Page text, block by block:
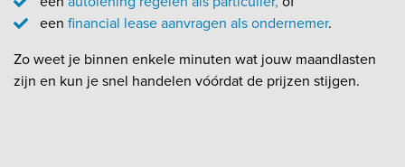
een financial lease aanvragen als ondernemer.
Zo weet je binnen enkele minuten wat jouw maandlasten
zijn en kun je snel handelen vóórdat de prijzen stijgen.